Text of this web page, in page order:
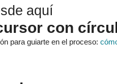
aquí
con
para guiarte en el proceso: